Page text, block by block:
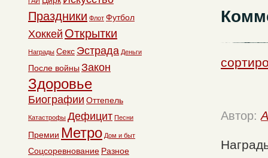
Автор:
Праздники Флот Футбол
Хоккей Открытки
Награды Секс Эстрада Деньги
После войны Закон
Здоровье
Биографии Оттепель
Катастрофы Дефицит Песни
Премии Метро Дом и быт
Соцсоревнование Разное